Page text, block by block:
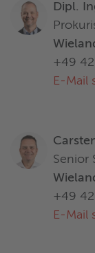
Dipl.
+49
E-Mail
Senior
+49
E-Mail